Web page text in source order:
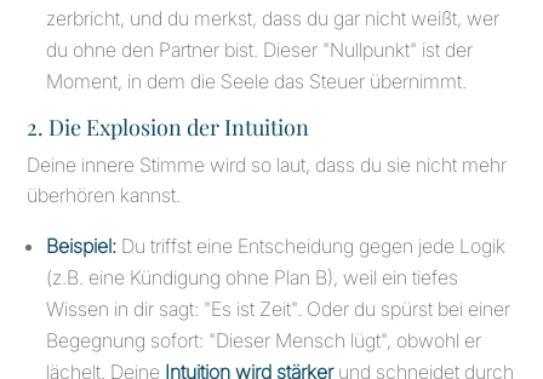
zerbricht, und du merkst, dass du gar nicht weißt, wer
du ohne den Partner bist. Dieser "Nullpunkt" ist der
Moment, in dem die Seele das Steuer übernimmt.
2. Die Explosion der Intuition
Deine innere Stimme wird so laut, dass du sie nicht mehr
überhören kannst.
Beispiel: Du triffst eine Entscheidung gegen jede Logik
(z.B. eine Kündigung ohne Plan B), weil ein tiefes
Wissen in dir sagt: "Es ist Zeit". Oder du spürst bei einer
Begegnung sofort: "Dieser Mensch lügt", obwohl er
lächelt. Deine Intuition wird stärkerund schneidet durch